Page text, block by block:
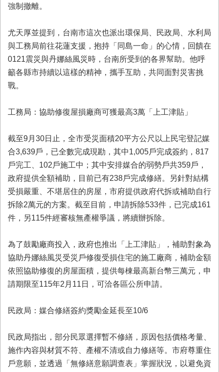
頁
府
首
頁
強制撤離。
尤天厚並提到，台南市這次也派出環保局、民政局、水利局
與工務局前往花蓮支援，抱持「同島一命」的心情，回饋在
0121震災與丹娜絲風災時，台南所受到的各界幫助。他呼
籲各縣市持續以這樣的精神，攜手互助，共同面對災害挑
戰。
工務局：協助修復屋損廠商可獲最高3萬「上工津貼」
截至9月30日止，全市受災面積20平方公尺以上民宅登記媒
合3,639戶，已全數完成現勘，其中1,005戶完成簽約，817
戶完工、102戶施工中；其中安排媒合的弱勢戶共359戶，
政府提供全額補助，目前已有238戶完成修繕。另針對結構
受損嚴重、不堪居住的房屋，市府提供政府代拆或補助自行
拆除2萬元的方案。截至目前，申請拆除533件，已完成161
件，另115件經審核無產權爭議，將續辦拆除。
為了鼓勵廠商投入，政府也推出「上工津貼」，補助對象為
協助丹娜絲風災受災戶修復受損住宅的施工廠商，補助金額
依照協助修復的房屋面積，提供每棟最高新台幣三萬元，申
請期限至115年2月11日，可洽各區公所申請。
民政局：媒合修繕簽約獎勵金延長至10/6
民政局指出，部分民眾選擇暫不修繕，原因包括價格考量、
施作內容與材質不符、產權不清或自力修繕等。市府尊重住
戶意願，並透過「無修繕意願調查表」掌握狀況，以避免資